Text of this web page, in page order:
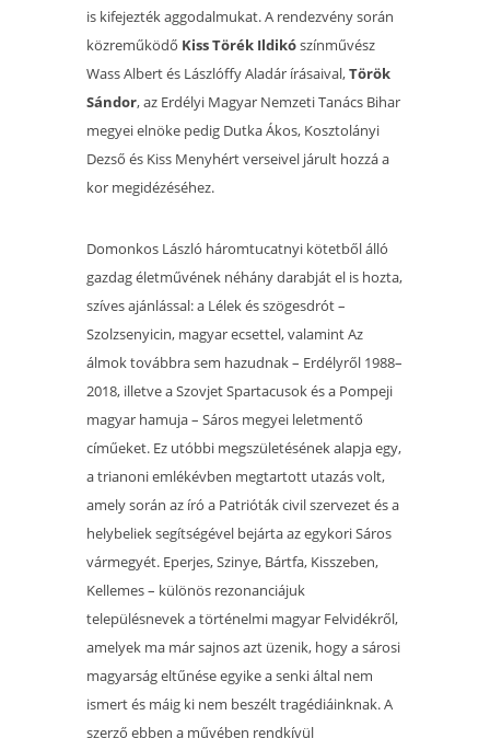
is kifejezték aggodalmukat. A rendezvény során
közreműködő Kiss Törék Ildikószínművész
Wass Albert és Lászlóffy Aladár írásaival,Török
Sándor, az Erdélyi Magyar Nemzeti Tanács Bihar
megyei elnöke pedig Dutka Ákos, Kosztolányi
Dezső és Kiss Menyhért verseivel járult hozzá a
kor megidézéséhez.
Domonkos László háromtucatnyi kötetből álló
gazdag életművének néhány darabját el is hozta,
szíves ajánlással: a Lélek és szögesdrót –
Szolzsenyicin, magyar ecsettel, valamint Az
álmok továbbra sem hazudnak – Erdélyről 1988–
2018, illetve a Szovjet Spartacusok és a Pompeji
magyar hamuja – Sáros megyei leletmentő
címűeket. Ez utóbbi megszületésének alapja egy,
a trianoni emlékévben megtartott utazás volt,
amely során az író a Patrióták civil szervezet és a
helybeliek segítségével bejárta az egykori Sáros
vármegyét. Eperjes, Szinye, Bártfa, Kisszeben,
Kellemes – különös rezonanciájuk
településnevek a történelmi magyar Felvidékről,
amelyek ma már sajnos azt üzenik, hogy a sárosi
magyarság eltűnése egyike a senki által nem
ismert és máig ki nem beszélt tragédiáinknak. A
szerző ebben a művében rendkívül